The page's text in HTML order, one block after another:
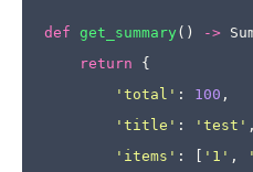
def get_summary () ->
return
{
'total' : 100 ,
'title' : 'test' ,
'items' : '1' ,